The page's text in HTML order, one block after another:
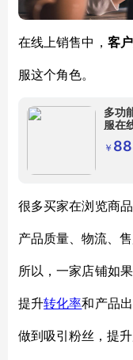
在线上销售中， 客
服这个角色。
多功
服在
￥
很多买家在浏览商
产品质量、物流、售
所以，一家店铺如果
提升转化率和产品
做到吸引粉丝，提升